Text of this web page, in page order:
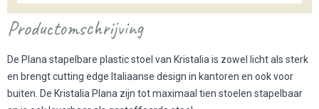
Productomschrijving
De Plana stapelbare plastic stoel van Kristalia is zowel licht als sterk
en brengt cutting edge Italiaanse design in kantoren en ook voor
buiten. De Kristalia Plana zijn tot maximaal tien stoelen stapelbaar